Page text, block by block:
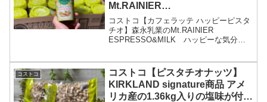
Mt.RAINIER
ESPRESSO&MILK ハッピーな
気分になれるパッケージ??
コストコ【カフェラッテ ハッピーピスタ
チオ】森永乳業のMt.RAINIER
ESPRESSO&MILK ハッピーな気分に
コストコ
コストコ【ピスタチオナッツ】
KIRKLAND signature商品 アメ
リカ産の1.36kg入りの塩味が付い